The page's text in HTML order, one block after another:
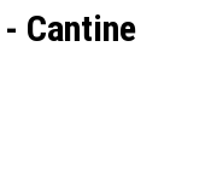
Cantine